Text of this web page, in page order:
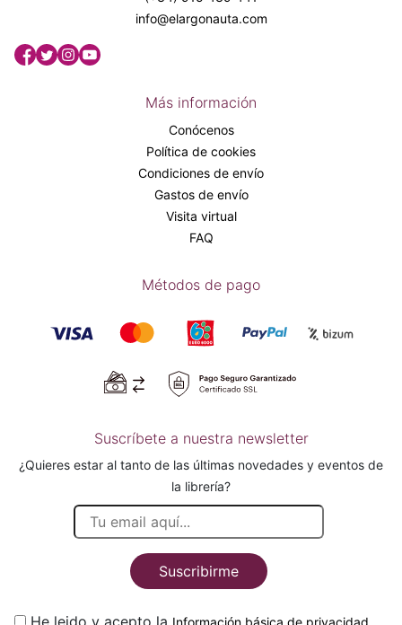
info@elargonauta.com
Más información
Conócenos
Política de cookies
Condiciones de envío
Gastos de envío
Visita virtual
FAQ
Métodos de pago
Suscríbete a nuestra newsletter
¿Quieres estar al tanto de las últimas novedades y eventos de
la librería?
Suscribirme
He leido y acepto la Información básica de privacidad